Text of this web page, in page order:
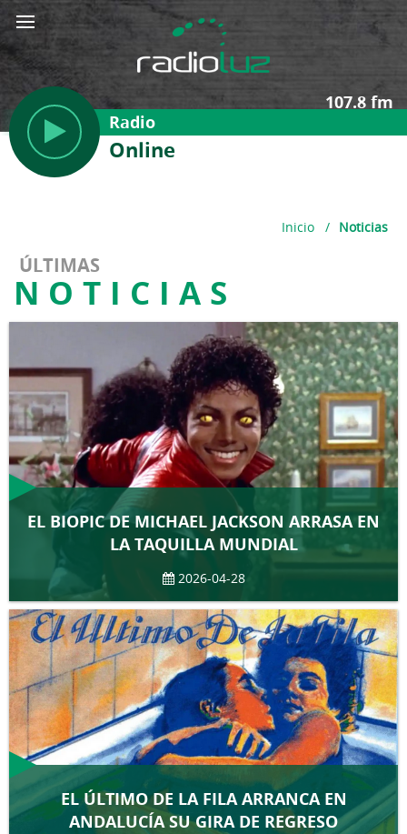
Radio
107.8 fm
Online
ÚLTIMAS
NOTICIAS
Inicio / Noticias
EL BIOPIC DE MICHAEL JACKSON ARRASA EN
LA TAQUILLA MUNDIAL
2026-04-28
EL ÚLTIMO DE LA FILA ARRANCA EN
ANDALUCÍA SU GIRA DE REGRESO